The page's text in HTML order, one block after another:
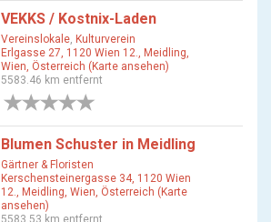
VEKKS / Kostnix-Laden
Vereinslokale, Kulturverein
Erlgasse 27, 1120 Wien 12., Meidling,
Wien, Österreich (Karte ansehen)
5583.46 km entfernt
Blumen Schuster in Meidling
Gärtner & Floristen
Kerschensteinergasse 34, 1120 Wien
12., Meidling, Wien, Österreich (Karte
ansehen)
5583.53 km entfernt